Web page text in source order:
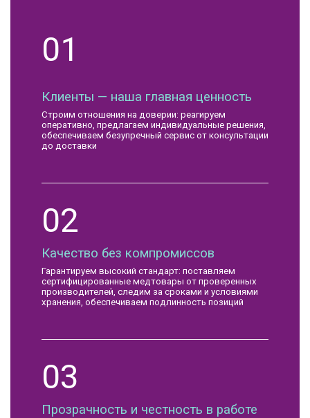
01
Клиенты — наша главная ценность
Строим отношения на доверии: реагируем
оперативно, предлагаем индивидуальные решения,
обеспечиваем безупречный сервис от консультации
до доставки
02
Качество без компромиссов
Гарантируем высокий стандарт: поставляем
сертифицированные медтовары от проверенных
производителей, следим за сроками и условиями
хранения, обеспечиваем подлинность позиций
03
Прозрачность и честность в работе